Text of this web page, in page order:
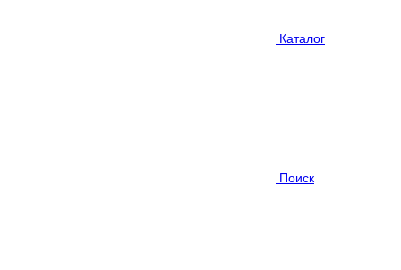
Каталог
Поиск